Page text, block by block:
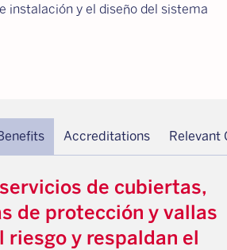
instalación y el diseño del sistema
Accreditations Relevant
de cubiertas,
de protección y vallas
riesgo y respaldan el